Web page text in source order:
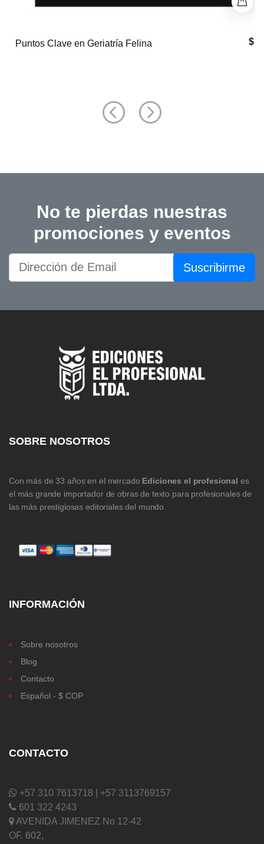
$ 0
Puntos Clave en Geriatría Felina
No te pierdas nuestras
promociones y eventos
Suscribirme
SOBRE NOSOTROS
Con más de 33 años en el mercado Ediciones el profesional es
el más grande importador de obras de texto para profesionales de
las más prestigiosas editoriales del mundo.
INFORMACIÓN
Sobre nosotros
Blog
Contacto
Español - $ COP
CONTACTO
+57 310 7613718 | +57 3113769157
601 322 4243
AVENIDA JIMENEZ No 12-42
OF. 602,